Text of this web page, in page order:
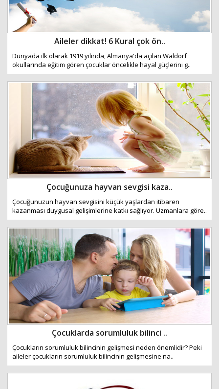
Aileler dikkat! 6 Kural çok ön..
Dünyada ilk olarak 1919 yılında, Almanya'da açılan Waldorf
okullarında eğitim gören çocuklar öncelikle hayal güçlerini g..
Çocuğunuza hayvan sevgisi kaza..
Çocuğunuzun hayvan sevgisini küçük yaşlardan itibaren
kazanması duygusal gelişimlerine katkı sağlıyor. Uzmanlara göre..
Çocuklarda sorumluluk bilinci ..
Çocukların sorumluluk bilincinin gelişmesi neden önemlidir? Peki
aileler çocukların sorumluluk bilincinin gelişmesine na..